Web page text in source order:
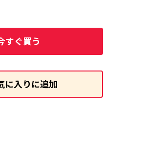
すぐ買う
に入りに追加